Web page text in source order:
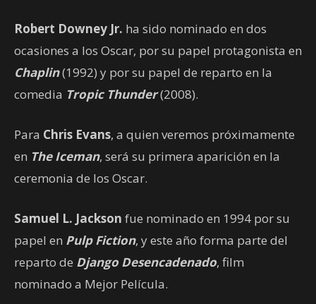
Robert Downey Jr. ha sido nominado en dos
ocasiones a los Oscar, por su papel protagonista en
Chaplin(1992) y por su papel de reparto en la
comedia Tropic Thunder(2008).
Para Chris Evans, a quien veremos próximamente
en The Iceman, será su primera aparición en la
ceremonia de los Oscar.
Samuel L. Jackson fue nominado en 1994 por su
papel en Pulp Fiction, y este año forma parte del
reparto de Django Desencadenado, film
nominado a Mejor Película.